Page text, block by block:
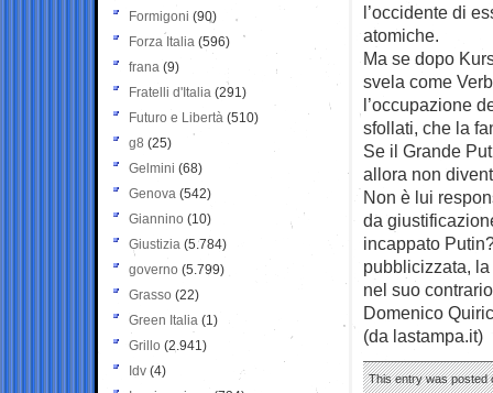
l’occidente di
atomiche.
Ma se dopo
svela come
l’occupazione
sfollati, che la
Se il Grande
allora non
Non è lui
da
incappato
pubblicizzata,
nel suo
Domenico
(da lastampa.it)
This entry was posted
Formigoni (90)
Forza Italia (596)
frana (9)
Fratelli d'Italia (291)
Futuro e Libertà (510)
g8 (25)
Gelmini (68)
Genova (542)
Giannino (10)
Giustizia (5.784)
governo (5.799)
Grasso (22)
Green Italia (1)
Grillo (2.941)
Idv (4)